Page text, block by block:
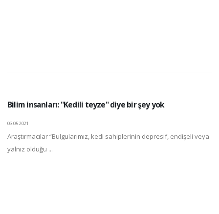
Bilim insanları: "Kedili teyze" diye bir şey yok
03.05.2021
Araştırmacılar “Bulgularımız, kedi sahiplerinin depresif, endişeli veya
yalnız olduğu ...